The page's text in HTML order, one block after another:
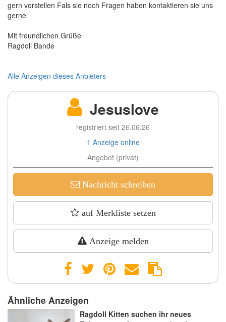
gern vorstellen Fals sie noch Fragen haben kontaktieren sie uns
gerne
Mit freundlichen Grüße
Ragdoll Bande
Alle Anzeigen dieses Anbieters
Jesuslove
registriert seit 26.06.26
1 Anzeige online
Angebot (privat)
Nachricht schreiben
auf Merkliste setzen
Anzeige melden
Ähnliche Anzeigen
Ragdoll Kitten suchen ihr neues